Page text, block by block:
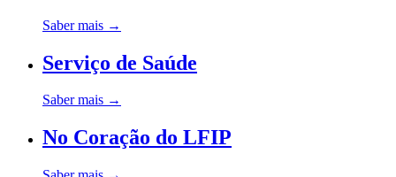
Saber mais →
Serviço de Saúde
Saber mais →
No Coração do LFIP